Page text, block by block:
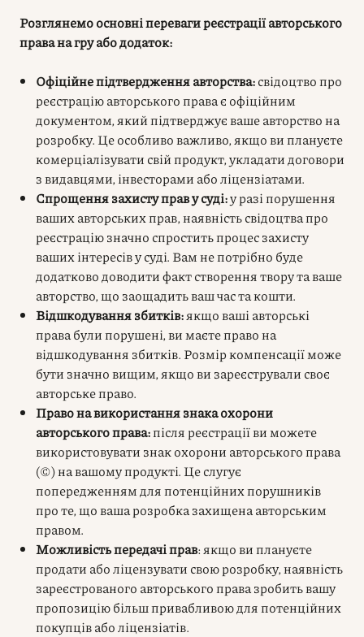
Розглянемо основні переваги реєстрації авторського
права на гру або додаток:
Офіційне підтвердження авторства:свідоцтво про
реєстрацію авторського права є офіційним
документом, який підтверджує ваше авторство на
розробку. Це особливо важливо, якщо ви плануєте
комерціалізувати свій продукт, укладати договори
з видавцями, інвесторами або ліцензіатами.
Спрощення захисту прав у суді:у разі порушення
ваших авторських прав, наявність свідоцтва про
реєстрацію значно спростить процес захисту
ваших інтересів у суді. Вам не потрібно буде
додатково доводити факт створення твору та ваше
авторство, що заощадить ваш час та кошти.
Відшкодування збитків:якщо ваші авторські
права були порушені, ви маєте право на
відшкодування збитків. Розмір компенсації може
бути значно вищим, якщо ви зареєстрували своє
авторське право.
Право на використання знака охорони
авторського права:після реєстрації ви можете
використовувати знак охорони авторського права
(©) на вашому продукті. Це слугує
попередженням для потенційних порушників
про те, що ваша розробка захищена авторським
правом.
Можливість передачі прав: якщо ви плануєте
продати або ліцензувати свою розробку, наявність
зареєстрованого авторського права зробить вашу
пропозицію більш привабливою для потенційних
покупців або ліцензіатів.